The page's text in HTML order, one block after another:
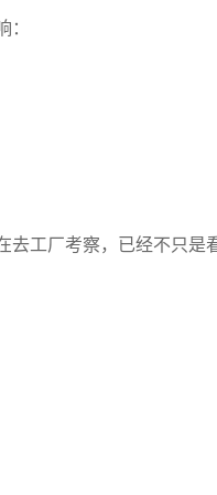
：
去工厂考察，已经不只是